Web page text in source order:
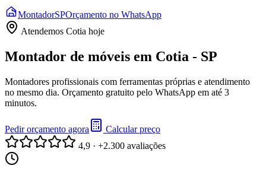
MontadorSPOrçamento no WhatsApp
Atendemos Cotia hoje
Montador de móveis em Cotia - SP
Montadores profissionais com ferramentas próprias e atendimento
no mesmo dia. Orçamento gratuito pelo WhatsApp em até 3
minutos.
Pedir orçamento agora
Calcular preço
4,9 · +2.300 avaliações